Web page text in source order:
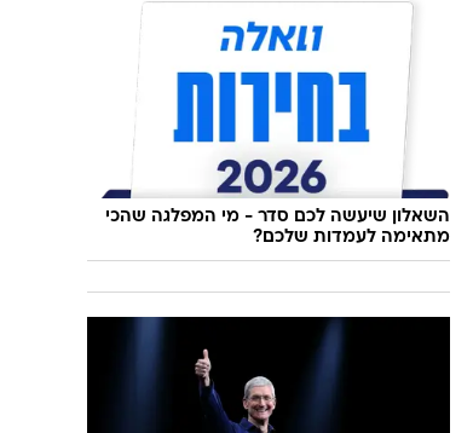
יוניקלו משיקים חיג'אב והלקוחות זועמים: "לא
נקנה שם יותר"